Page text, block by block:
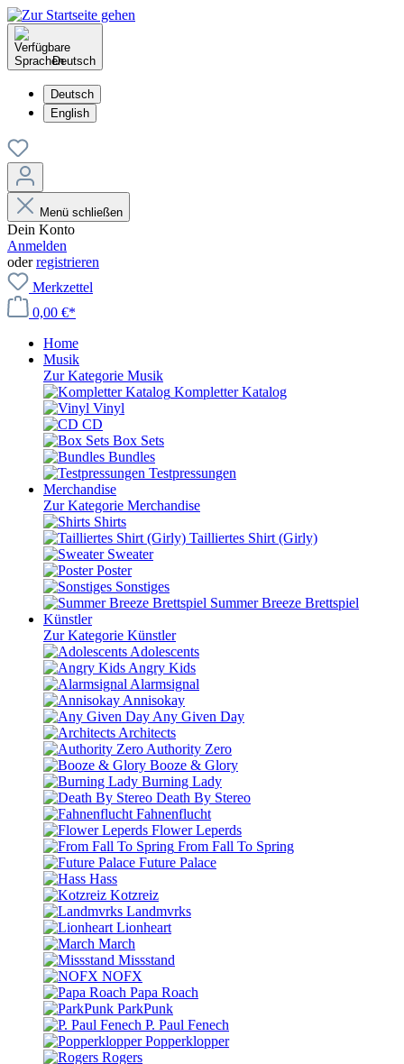
Deutsch
Deutsch
English
Menü schließen
Dein Konto
Anmelden
oderregistrieren
Merkzettel
0,00 €*
Home
Musik
Zur Kategorie Musik
Kompletter Katalog
Vinyl
CD
Box Sets
Bundles
Testpressungen
Merchandise
Zur Kategorie Merchandise
Shirts
Tailliertes Shirt (Girly)
Sweater
Poster
Sonstiges
Summer Breeze Brettspiel
Künstler
Zur Kategorie Künstler
Adolescents
Angry Kids
Alarmsignal
Annisokay
Any Given Day
Architects
Authority Zero
Booze & Glory
Burning Lady
Death By Stereo
Fahnenflucht
Flower Leperds
From Fall To Spring
Future Palace
Hass
Kotzreiz
Landmvrks
Lionheart
March
Missstand
NOFX
Papa Roach
ParkPunk
P. Paul Fenech
Popperklopper
Rogers